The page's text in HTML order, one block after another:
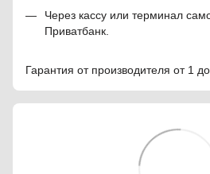
Через кассу или терминал
Приватбанк.
Гарантия от производителя от 1